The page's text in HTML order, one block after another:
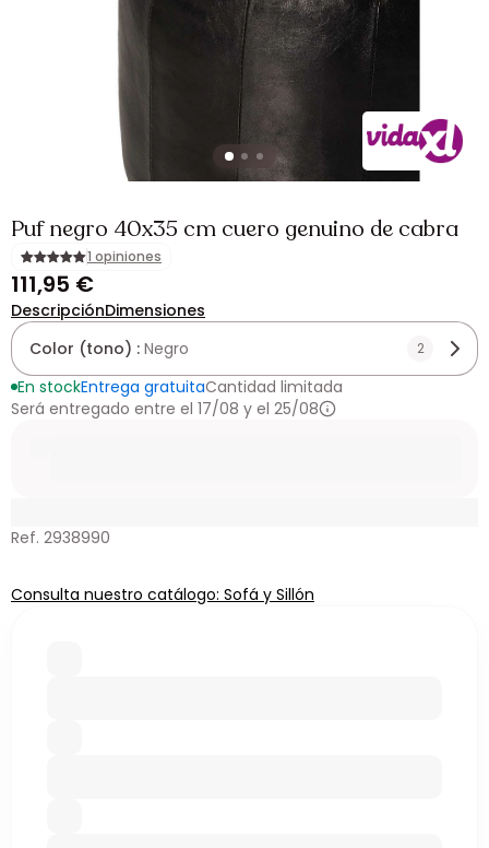
Puf negro 40x35 cm cuero genuino de cabra
1 opiniones
111,95 €
DescripciónDimensiones
Color (tono) : Negro 2
En stockEntrega gratuitaCantidad limitada
Será entregado entre el 17/08 y el 25/08
Ref. 2938990
Consulta nuestro catálogo: Sofá y Sillón